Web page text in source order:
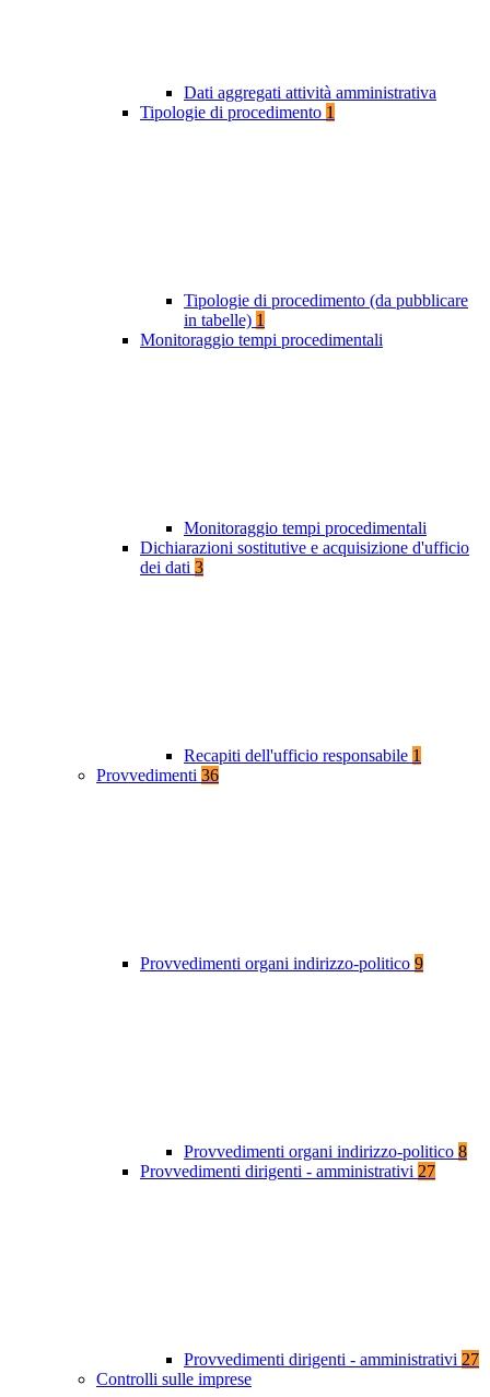
Dati aggregati attività amministrativa
Tipologie di procedimento 1
Tipologie di procedimento (da pubblicare
in tabelle) 1
Monitoraggio tempi procedimentali
Monitoraggio tempi procedimentali
Dichiarazioni sostitutive e acquisizione d'ufficio
dei dati 3
Recapiti dell'ufficio responsabile 1
Provvedimenti 36
Provvedimenti organi indirizzo-politico 9
Provvedimenti organi indirizzo-politico 8
Provvedimenti dirigenti - amministrativi 27
Provvedimenti dirigenti - amministrativi 27
Controlli sulle imprese